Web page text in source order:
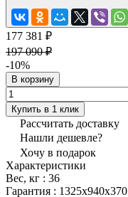
177 381 ₽
197 090 ₽
-10%
В корзину
Купить в 1 клик
Рассчитать доставку
Нашли дешевле?
Хочу в подарок
Характеристики
Вес, кг : 36
Гарантия : 1325x940x370